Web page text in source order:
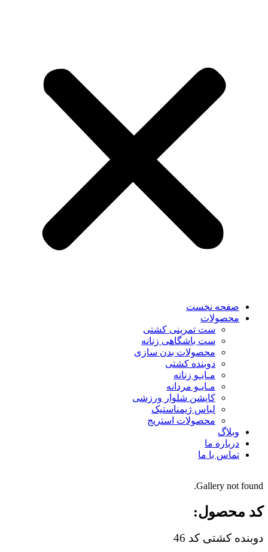
صفحه نخست
محصولات
ست تمرینی کشتی
ست باشگاهی زنانه
محصولات بدن سازی
دوبنده کشتی
مـایـو زنانه
مـایـو مردانه
کاپشن شلوار ورزشی
لباس ژیمناستیک
محصولات استریج
وبلاگ
درباره ما
تماس با ما
Gallery not found.
کد محصول:
دوبنده کشتی کد 46